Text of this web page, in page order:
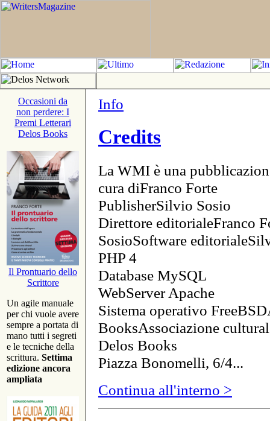
Occasioni da
non perdere: I
Premi Letterari
Delos Books
Il Prontuario dello
Scrittore
Un agile manuale
per chi vuole avere
sempre a portata di
mano tutti i segreti
e le tecniche della
scrittura. Settima
edizione ancora
ampliata
Info
Credits
La WMI è una
cura diFranco Forte
PublisherSilvio Sosio
Direttore editorialeFranco
SosioSoftware
PHP 4
Database MySQL
WebServer Apache
Sistema operativo
BooksAssociazione
Delos Books
Piazza Bonomelli, 6/4...
Continua all'interno >